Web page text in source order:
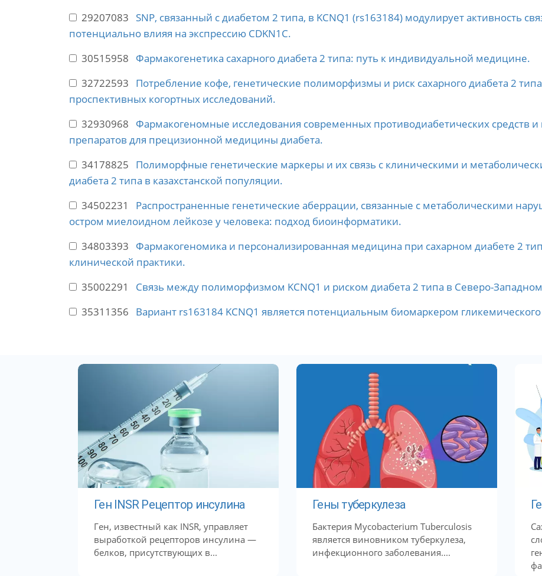
29207083 SNP, связанный с диабетом 2 типа, в KCNQ1 (rs163184) модулирует активность
потенциально влияя на экспрессию CDKN1C.
30515958 Фармакогенетика сахарного диабета 2 типа: путь к индивидуальной медицине.
32722593 Потребление кофе, генетические полиморфизмы и риск сахарного диабета 2
проспективных когортных исследований.
32930968 Фармакогеномные исследования современных противодиабетических средств
препаратов для прецизионной медицины диабета.
34178825 Полиморфные генетические маркеры и их связь с клиническими и
диабета 2 типа в казахстанской популяции.
34502231 Распространенные генетические аберрации, связанные с метаболическими
остром миелоидном лейкозе у человека: подход биоинформатики.
34803393 Фармакогеномика и персонализированная медицина при сахарном диабете 2
клинической практики.
35002291 Связь между полиморфизмом KCNQ1 и риском диабета 2 типа в Северо-
35311356 Вариант rs163184 KCNQ1 является потенциальным биомаркером гликемического
Ген INSR Рецептор инсулина
Ген, известный как INSR, управляет
выработкой рецепторов инсулина —
белков, присутствующих в...
Гены туберкулеза
Бактерия Mycobacterium Tuberculosis
является виновником туберкулеза,
инфекционного заболевания....